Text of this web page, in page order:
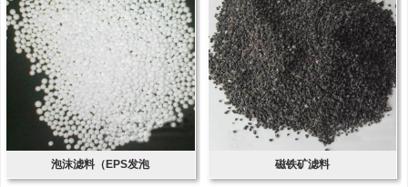
泡沫滤料（EPS发泡 磁铁矿滤料